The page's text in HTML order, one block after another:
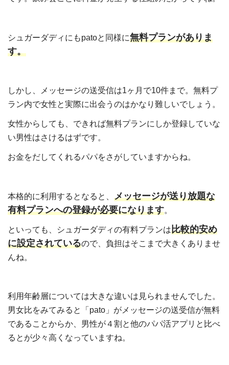
シュガーダディにもpatoと同様に無料プランがありま
す。
しかし、メッセージの送受信は1ヶ月で10件まで。無料プ
ラン内で女性と実際に出会うのはかなり難しいでしょう。
女性からしても、できれば無料プランにしか登録していな
い男性はさけるはずです。
お金をだしてくれるパパをさがしていますからね。
本格的に利用するとなると、 メッセージが送り放題な
有料プランへの登録が必要になります。
といっても、シュガーダディの有料プランは比較的安め
に設定されているので、負担はそこまで大きくありませ
んね。
利用年齢層については大きな違いは見られませんでした。
男女比をみてみると「pato」がメッセージの送受信が無料
であることからか、男性が４割と他のパパ活アプリと比べ
るとが少々高くなっていますね。